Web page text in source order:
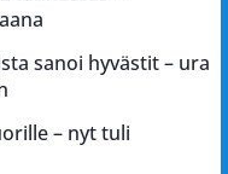
sanoi hyvästit – ura
– nyt tuli